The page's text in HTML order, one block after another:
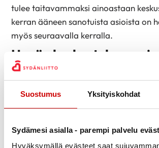
Suostumus Yksityiskohdat
Sydämesi asialla - parempi palvelu
Hyväksymällä evästeet saat
tulee taitavammaksi ainoastaan
kerran ääneen sanotuista asioista on
myös seuraavalla kerralla.
Hyvän keskustelun
Hyvän keskustelun muistilistan voit
huomaat, että jokin tietty seikka
sen vahvistamiseksi.